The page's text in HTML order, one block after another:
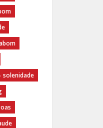
solenidade